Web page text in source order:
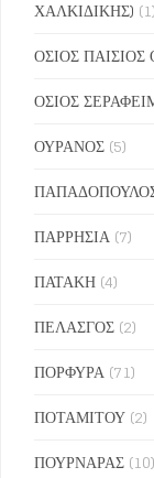
ΧΑΛΚΙΔΙΚΗΣ) (1)
ΟΣΙΟΣ
ΟΣΙΟΣ
ΟΥΡΑΝΟΣ (5)
ΠΑΡΡΗΣΙΑ (7)
ΠΑΤΑΚΗ (4)
ΠΕΛΑΣΓΟΣ (2)
ΠΟΡΦΥΡΑ (71)
ΠΟΤΑΜΙΤΟΥ (2)
ΠΟΥΡΝΑΡΑΣ (10)